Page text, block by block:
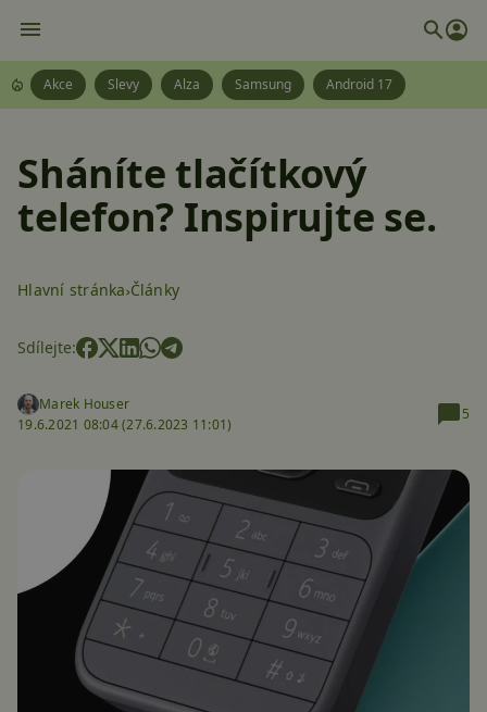
Akce Slevy Alza Samsung Android 17
Sháníte tlačítkový
telefon? Inspirujte se.
Hlavní stránka Články
Sdílejte:
Marek Houser
19.6.2021 08:04 (27.6.2023 11:01)
5